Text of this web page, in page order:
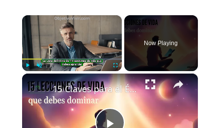
×
Fullscreen
Now Playing
×
15 Claves para el Éxito y la Superación: Lecciones de Vida Reveladas